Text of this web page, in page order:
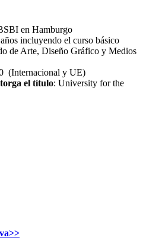
en Hamburgo
incluyendo el curso básico
de Arte, Diseño Gráfico y Medios
(Internacional y UE)
el título: University for the